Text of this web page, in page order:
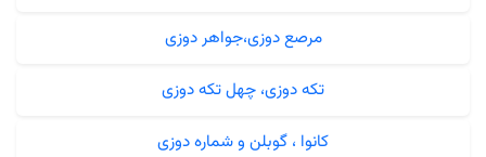
مرصع دوزی،جواهر دوزی
تکه دوزی، چهل تکه دوزی
کانوا ، گوبلن و شماره دوزی